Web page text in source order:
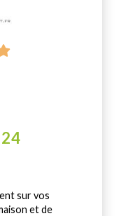
sur vos
et de